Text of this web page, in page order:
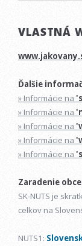
VLASTNÁ
Ďalšie
» Informácie na
» Informácie na
» Informácie na
» Informácie na
» Informácie na
Zaradenie
SK-NUTS je
celkov na
NUTS1: